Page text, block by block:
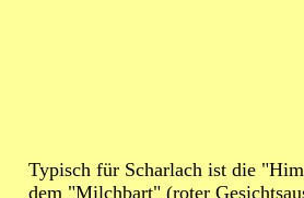
Typisch für Scharlach ist die
dem "Milchbart" (roter